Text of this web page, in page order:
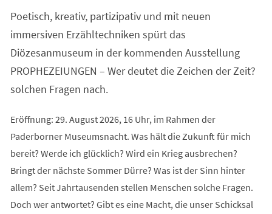
neuen
Poetisch, kreativ, partizipativ und mit neuen
immersiven Erzähltechniken spürt das
Diözesanmuseum in der kommenden Ausstellung
PROPHEZEIUNGEN – Wer deutet die Zeichen der Zeit?
solchen Fragen nach.
Eröffnung: 29. August 2026, 16 Uhr, im Rahmen der
Paderborner Museumsnacht. Was hält die Zukunft für mich
bereit? Werde ich glücklich? Wird ein Krieg ausbrechen?
Bringt der nächste Sommer Dürre? Was ist der Sinn hinter
allem? Seit Jahrtausenden stellen Menschen solche Fragen.
Doch wer antwortet? Gibt es eine Macht, die unser Schicksal